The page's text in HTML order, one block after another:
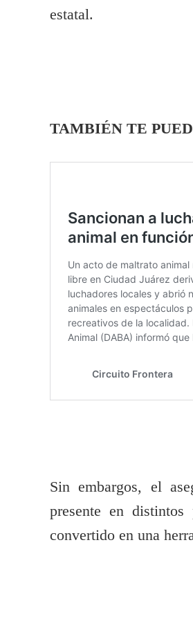
estatal.
TAMBIÉN TE
Sin embargos, el
presente en
convertido en una